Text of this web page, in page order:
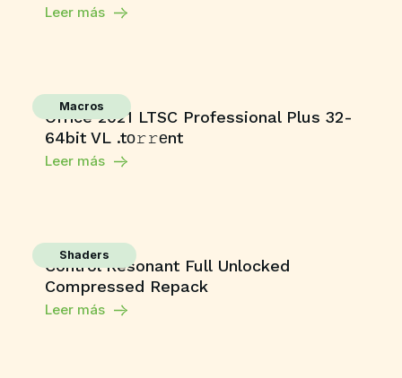
Leer más
Macros
Office 2021 LTSC Professional Plus 32-
64bit VL .tо𝚛𝚛еnt
Leer más
Shaders
Control Resonant Full Unlocked
Compressed Repack
Leer más